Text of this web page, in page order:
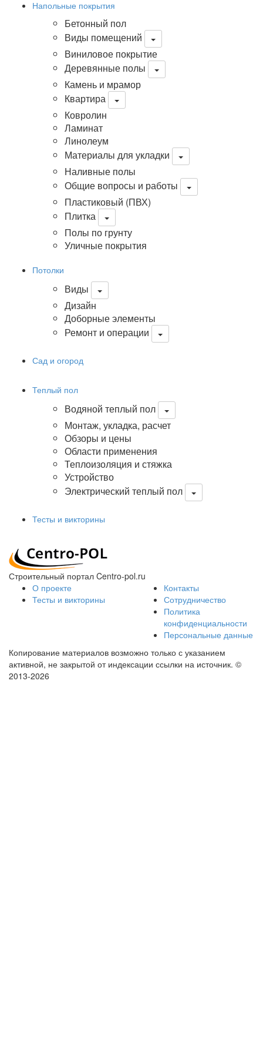
Напольные покрытия
Бетонный пол
Виды помещений
Виниловое покрытие
Деревянные полы
Камень и мрамор
Квартира
Ковролин
Ламинат
Линолеум
Материалы для укладки
Наливные полы
Общие вопросы и работы
Пластиковый (ПВХ)
Плитка
Полы по грунту
Уличные покрытия
Потолки
Виды
Дизайн
Доборные элементы
Ремонт и операции
Сад и огород
Теплый пол
Водяной теплый пол
Монтаж, укладка, расчет
Обзоры и цены
Области применения
Теплоизоляция и стяжка
Устройство
Электрический теплый пол
Тесты и викторины
Строительный портал Centro-pol.ru
О проекте
Тесты и викторины
Контакты
Сотрудничество
Политика
конфиденциальности
Персональные данные
Копирование материалов возможно только с указанием
активной, не закрытой от индексации ссылки на источник. ©
2013-2026